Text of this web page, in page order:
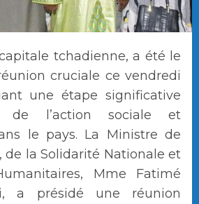
tchadienne, a été le
cruciale ce vendredi
une étape significative
de l’action sociale et
le pays. La Ministre de
de la Solidarité Nationale et
Mme Fatimé
a présidé une réunion